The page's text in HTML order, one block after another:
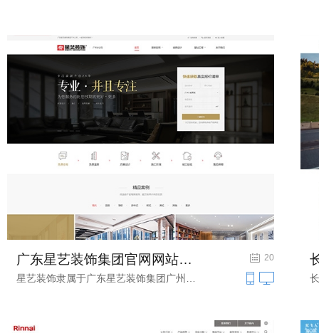
建筑装修装饰网站建设 广东星艺装饰集团官网网站建设项目 20